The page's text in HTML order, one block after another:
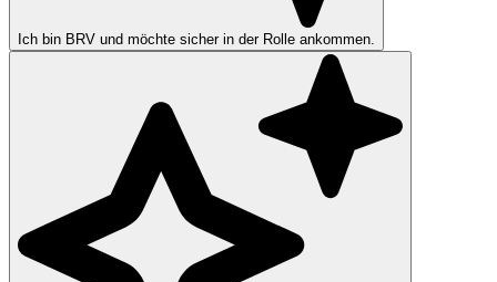
Ich bin BRV und möchte sicher in der Rolle ankommen.